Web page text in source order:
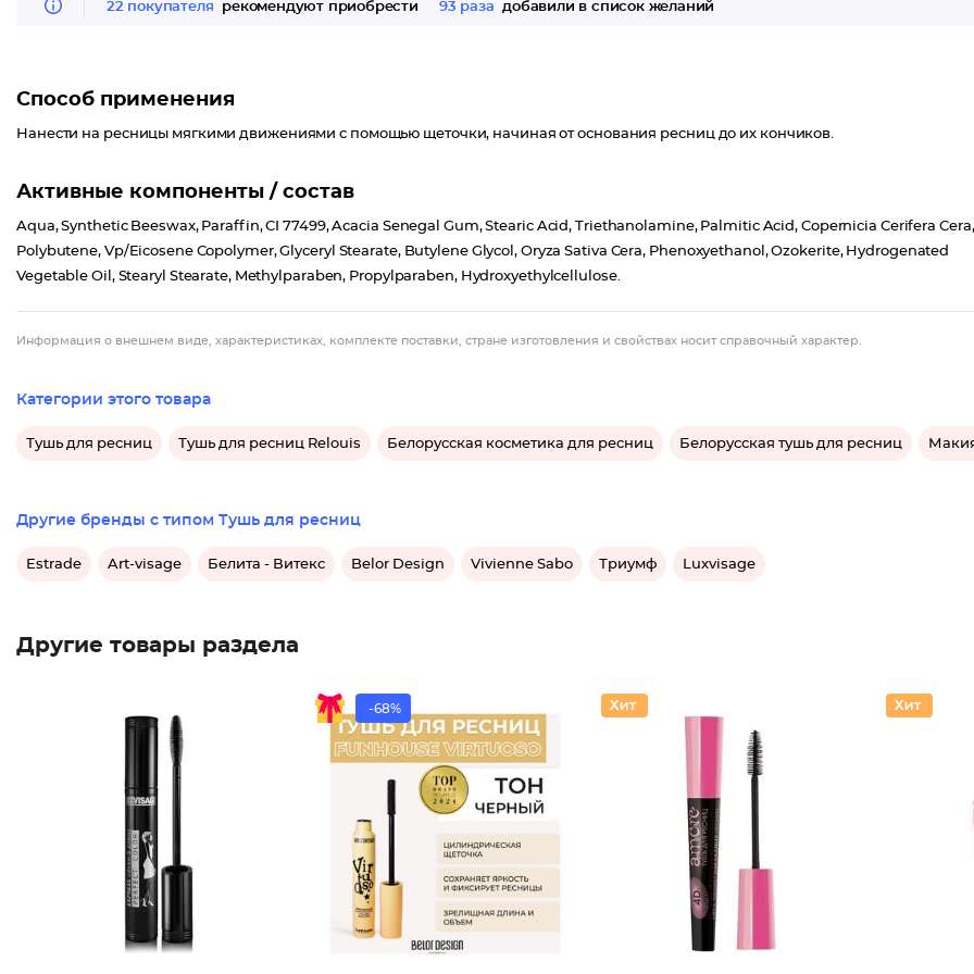
22 покупателя рекомендуют приобрести 93 раза добавили в список желаний
Способ применения
Нанести на ресницы мягкими движениями с помощью щеточки, начиная от основания ресниц до их кончиков.
Активные компоненты / состав
Aqua, Synthetic Beeswax, Paraffin, CI 77499, Acacia Senegal Gum, Stearic Acid, Triethanolamine, Palmitic Acid, Copernicia Cerifera Cera,
Polybutene, Vp/Eicosene Copolymer, Glyceryl Stearate, Butylene Glycol, Oryza Sativa Cera, Phenoxyethanol, Ozokerite, Hydrogenated
Vegetable Oil, Stearyl Stearate, Methylparaben, Propylparaben, Hydroxyethylcellulose.
Информация о внешнем виде, характеристиках, комплекте поставки, стране изготовления и свойствах носит справочный характер.
Категории этого товара
Тушь для ресниц Тушь для ресниц Relouis Белорусская косметика для ресниц Белорусская тушь для ресниц
Другие бренды с типом Тушь для ресниц
Estrade Art-visage Белита - Витекс Belor Design Vivienne Sabo Триумф Luxvisage
Другие товары раздела
-68%